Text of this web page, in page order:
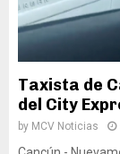
Taxista de
del City
by MCV Noticias